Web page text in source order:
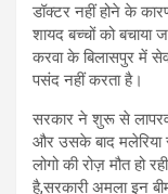
डॉक्टर नहीं होने के
शायद बच्चों को
करवा के बिलासपुर में
पसंद नहीं करता है।
सरकार ने शुरू से
और उसके बाद मलेरिया
लोगो की रोज़ मौत हो
है,सरकारी अमला इन